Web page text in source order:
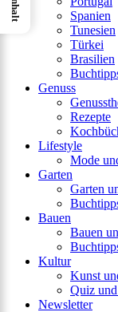
Spanien
Tunesien
Türkei
Brasilien
Genuss
Rezepte
Lifestyle
Mode
Garten
Garten
Bauen
Bauen
Kultur
Kunst
Quiz
Newsletter
Inhalt